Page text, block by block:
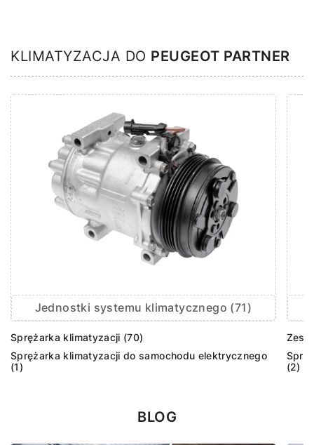
KLIMATYZACJA DO PEUGEOT PARTNER
Jednostki systemu klimatycznego (71)
Sprężarka klimatyzacji (70)
Sprężarka klimatyzacji do samochodu elektrycznego
(1)
(2)
BLOG